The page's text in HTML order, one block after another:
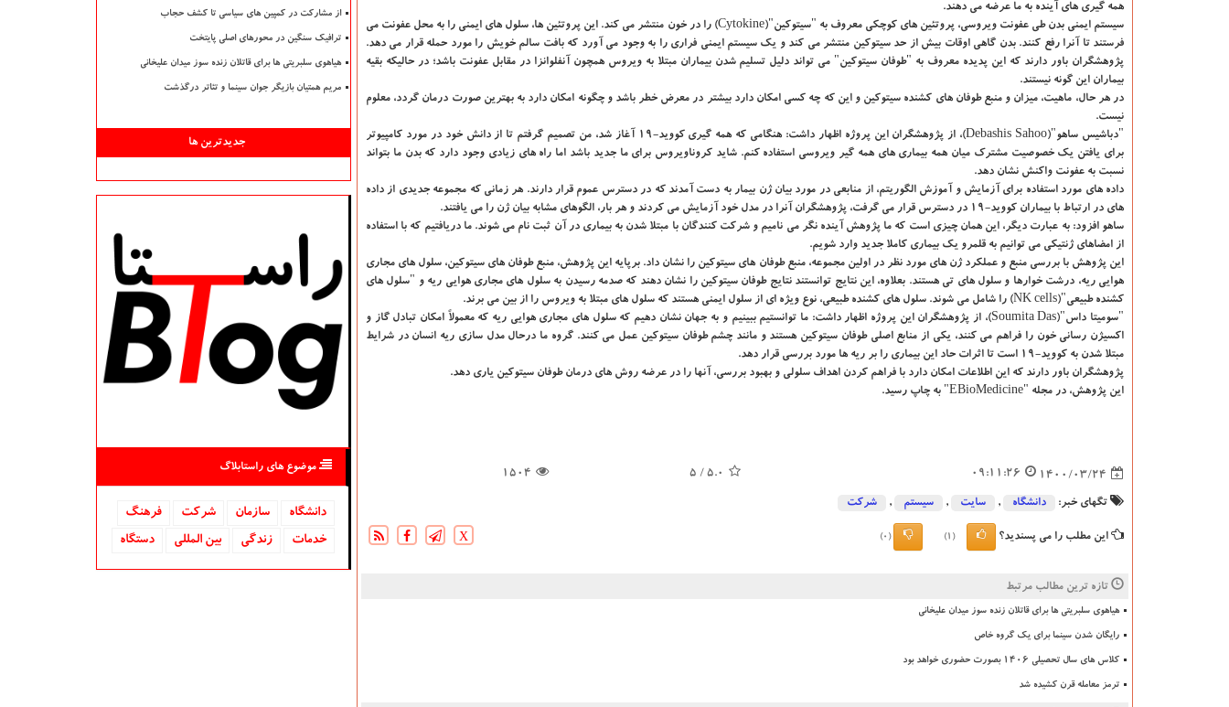
همه گیری های آینده به ما عرضه می دهند.
سیستم ایمنی بدن طی عفونت ویروسی، پروتئین های کوچکی معروف به "سیتوکین"(Cytokine) را در خون منتشر می کند. این پروتئین ها، سلول های ایمنی را به محل عفونت می
فرستند تا آنرا رفع کنند. بدن گاهی اوقات بیش از حد سیتوکین منتشر می کند و یک سیستم ایمنی فراری را به وجود می آورد که بافت سالم خویش را مورد حمله قرار می دهد.
پژوهشگران باور دارند که این پدیده معروف به "طوفان سیتوکین" می تواند دلیل تسلیم شدن بیماران مبتلا به ویروس همچون آنفلوانزا در مقابل عفونت باشد؛ در حالیکه بقیه
بیماران این گونه نیستند.
در هر حال، ماهیت، میزان و منبع طوفان های کشنده سیتوکین و این که چه کسی امکان دارد بیشتر در معرض خطر باشد و چگونه امکان دارد به بهترین صورت درمان گردد، معلوم
نیست.
"دباشیس ساهو"(Debashis Sahoo)، از پژوهشگران این پروژه اظهار داشت: هنگامی که همه گیری کووید-۱۹ آغاز شد، من تصمیم گرفتم تا از دانش خود در مورد کامپیوتر
برای یافتن یک خصوصیت مشترک میان همه بیماری های همه گیر ویروسی استفاده کنم. شاید کروناویروس برای ما جدید باشد اما راه های زیادی وجود دارد که بدن ما بتواند
نسبت به عفونت واکنش نشان دهد.
داده های مورد استفاده برای آزمایش و آموزش الگوریتم، از منابعی در مورد بیان ژن بیمار به دست آمدند که در دسترس عموم قرار دارند. هر زمانی که مجموعه جدیدی از داده
های در ارتباط با بیماران کووید-۱۹ در دسترس قرار می گرفت، پژوهشگران آنرا در مدل خود آزمایش می کردند و هر بار، الگوهای مشابه بیان ژن را می یافتند.
ساهو افزود: به عبارت دیگر، این همان چیزی است که ما پژوهش آینده نگر می نامیم و شرکت کنندگان با مبتلا شدن به بیماری در آن ثبت نام می شوند. ما دریافتیم که با استفاده
از امضاهای ژنتیکی می توانیم به قلمرو یک بیماری کاملا جدید وارد شویم.
این پژوهش با بررسی منبع و عملکرد ژن های مورد نظر در اولین مجموعه، منبع طوفان های سیتوکین را نشان داد. برپایه این پژوهش، منبع طوفان های سیتوکین، سلول های مجاری
هوایی ریه، درشت خوارها و سلول های تی هستند. بعلاوه، این نتایج توانستند نتایج طوفان سیتوکین را نشان دهند که صدمه رسیدن به سلول های مجاری هوایی ریه و "سلول های
کشنده طبیعی"(NK cells) را شامل می شوند. سلول های کشنده طبیعی، نوع ویژه ای از سلول ایمنی هستند که سلول های مبتلا به ویروس را از بین می برند.
"سومیتا داس"(Soumita Das)، از پژوهشگران این پروژه اظهار داشت: ما توانستیم ببینیم و به جهان نشان دهیم که سلول های مجاری هوایی ریه که معمولاً امکان تبادل گاز و
اکسیژن رسانی خون را فراهم می کنند، یکی از منابع اصلی طوفان سیتوکین هستند و مانند چشم طوفان سیتوکین عمل می کنند. گروه ما درحال مدل سازی ریه انسان در شرایط
مبتلا شدن به کووید-۱۹ است تا اثرات حاد این بیماری را بر ریه ها مورد بررسی قرار دهد.
پژوهشگران باور دارند که این اطلاعات امکان دارد با فراهم کردن اهداف سلولی و بهبود بررسی، آنها را در عرضه روش های درمان طوفان سیتوکین یاری دهد.
این پژوهش، در مجله "EBioMedicine" به چاپ رسید.
1400/03/24
09:11:26
5.0
/ 5
1504
تگهای خبر: دانشگاه‌ , سایت , سیستم , شركت
این مطلب را می پسندید؟ (1)
(0)
X
تازه ترین مطالب مرتبط
هیاهوی سلبریتی ها برای قاتلان زنده سوز میدان علیخانی
رایگان شدن سینما برای یک گروه خاص
کلاس های سال تحصیلی ۱۴۰۶ بصورت حضوری خواهد بود
ترمز معامله قرن کشیده شد
از مشارکت در کمپین های سیاسی تا کشف حجاب
ترافیک سنگین در محورهای اصلی پایتخت
هیاهوی سلبریتی ها برای قاتلان زنده سوز میدان علیخانی
مریم همتیان بازیگر جوان سینما و تئاتر درگذشت
جدیدترین ها
موضوع های راستابلاگ
دانشگاه‌ سازمان شركت
فرهنگ
خدمات
زندگی بین المللی دستگاه